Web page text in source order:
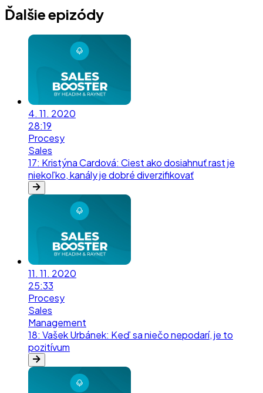
Ďalšie epizódy
4. 11. 2020
28:19
Procesy
Sales
17: Kristýna Cardová: Ciest ako dosiahnuť rast je
niekoľko, kanály je dobré diverzifikovať
11. 11. 2020
25:33
Procesy
Sales
Management
18: Vašek Urbánek: Keď sa niečo nepodarí, je to
pozitívum